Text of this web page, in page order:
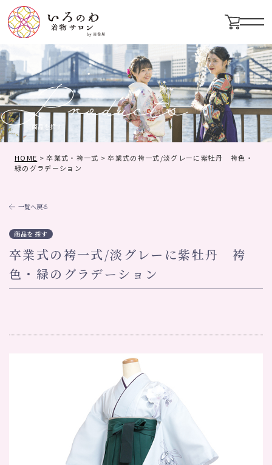
メニ
商品を探す
HOME >卒業式・袴一式 >卒業式の袴一式/淡グレーに紫牡丹 袴色・
緑のグラデーション
一覧へ戻る
商品を探す
卒業式の袴一式/淡グレーに紫牡丹 袴
色・緑のグラデーション